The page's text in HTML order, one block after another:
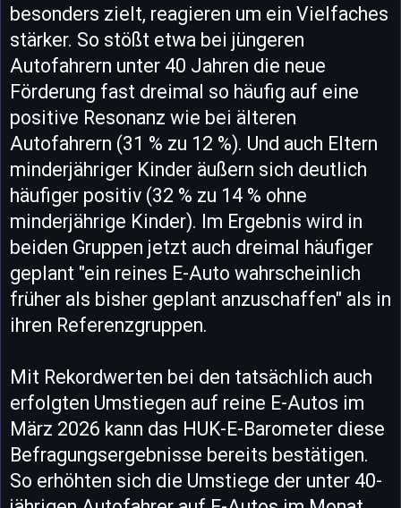
besonders zielt, reagieren um ein Vielfaches
stärker. So stößt etwa bei jüngeren
Autofahrern unter 40 Jahren die neue
Förderung fast dreimal so häufig auf eine
positive Resonanz wie bei älteren
Autofahrern (31 % zu 12 %). Und auch Eltern
minderjähriger Kinder äußern sich deutlich
häufiger positiv (32 % zu 14 % ohne
minderjährige Kinder). Im Ergebnis wird in
beiden Gruppen jetzt auch dreimal häufiger
geplant "ein reines E-Auto wahrscheinlich
früher als bisher geplant anzuschaffen" als in
ihren Referenzgruppen.
Mit Rekordwerten bei den tatsächlich auch
erfolgten Umstiegen auf reine E-Autos im
März 2026 kann das HUK-E-Barometer diese
Befragungsergebnisse bereits bestätigen.
So erhöhten sich die Umstiege der unter 40-